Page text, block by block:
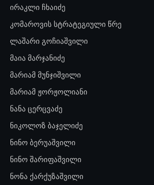
ირაკლი ჩხაიძე
კომაროვის სტრატეგიული წრე
ლაშარი გოჩიაშვილი
მაია მარჯანიძე
მარიამ მუნჯიშვილი
მარიამ ჟორჟოლიანი
ნანა ცერცვაძე
ნიკოლოზ ბაჯელიძე
ნინო ბერუაშვილი
ნინო შარიფაშვილი
ნონა ქარქუზაშვილი